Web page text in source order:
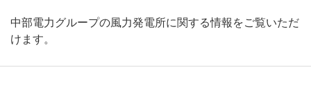
中部電力グループの風力発電所に関する情報をご覧いただ
けます。